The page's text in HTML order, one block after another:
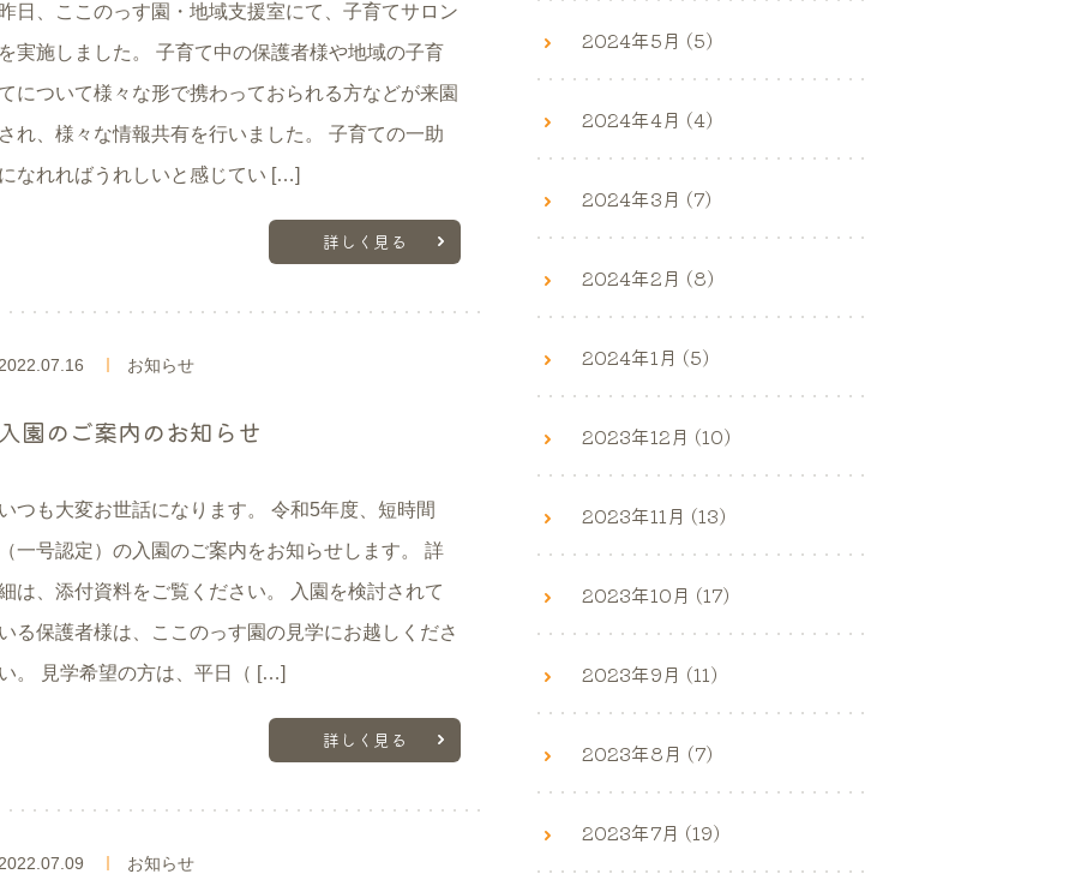
日、ここのっす園・地域支援室にて、子育てサロン
実施しました。 子育て中の保護者様や地域の子育
について様々な形で携わっておられる方などが来園
れ、様々な情報共有を行いました。 子育ての一助
なれればうれしいと感じてい […]
詳しく見る
お知らせ
園のご案内のお知らせ
つも大変お世話になります。 令和5年度、短時間
一号認定）の入園のご案内をお知らせします。 詳
は、添付資料をご覧ください。 入園を検討されて
る保護者様は、ここのっす園の見学にお越しくださ
。 見学希望の方は、平日（ […]
詳しく見る
お知らせ
2024年5月 (5)
2024年4月 (4)
2024年3月 (7)
2024年2月 (8)
2024年1月 (5)
2023年12月 (10)
2023年11月 (13)
2023年10月 (17)
2023年9月 (11)
2023年8月 (7)
2023年7月 (19)